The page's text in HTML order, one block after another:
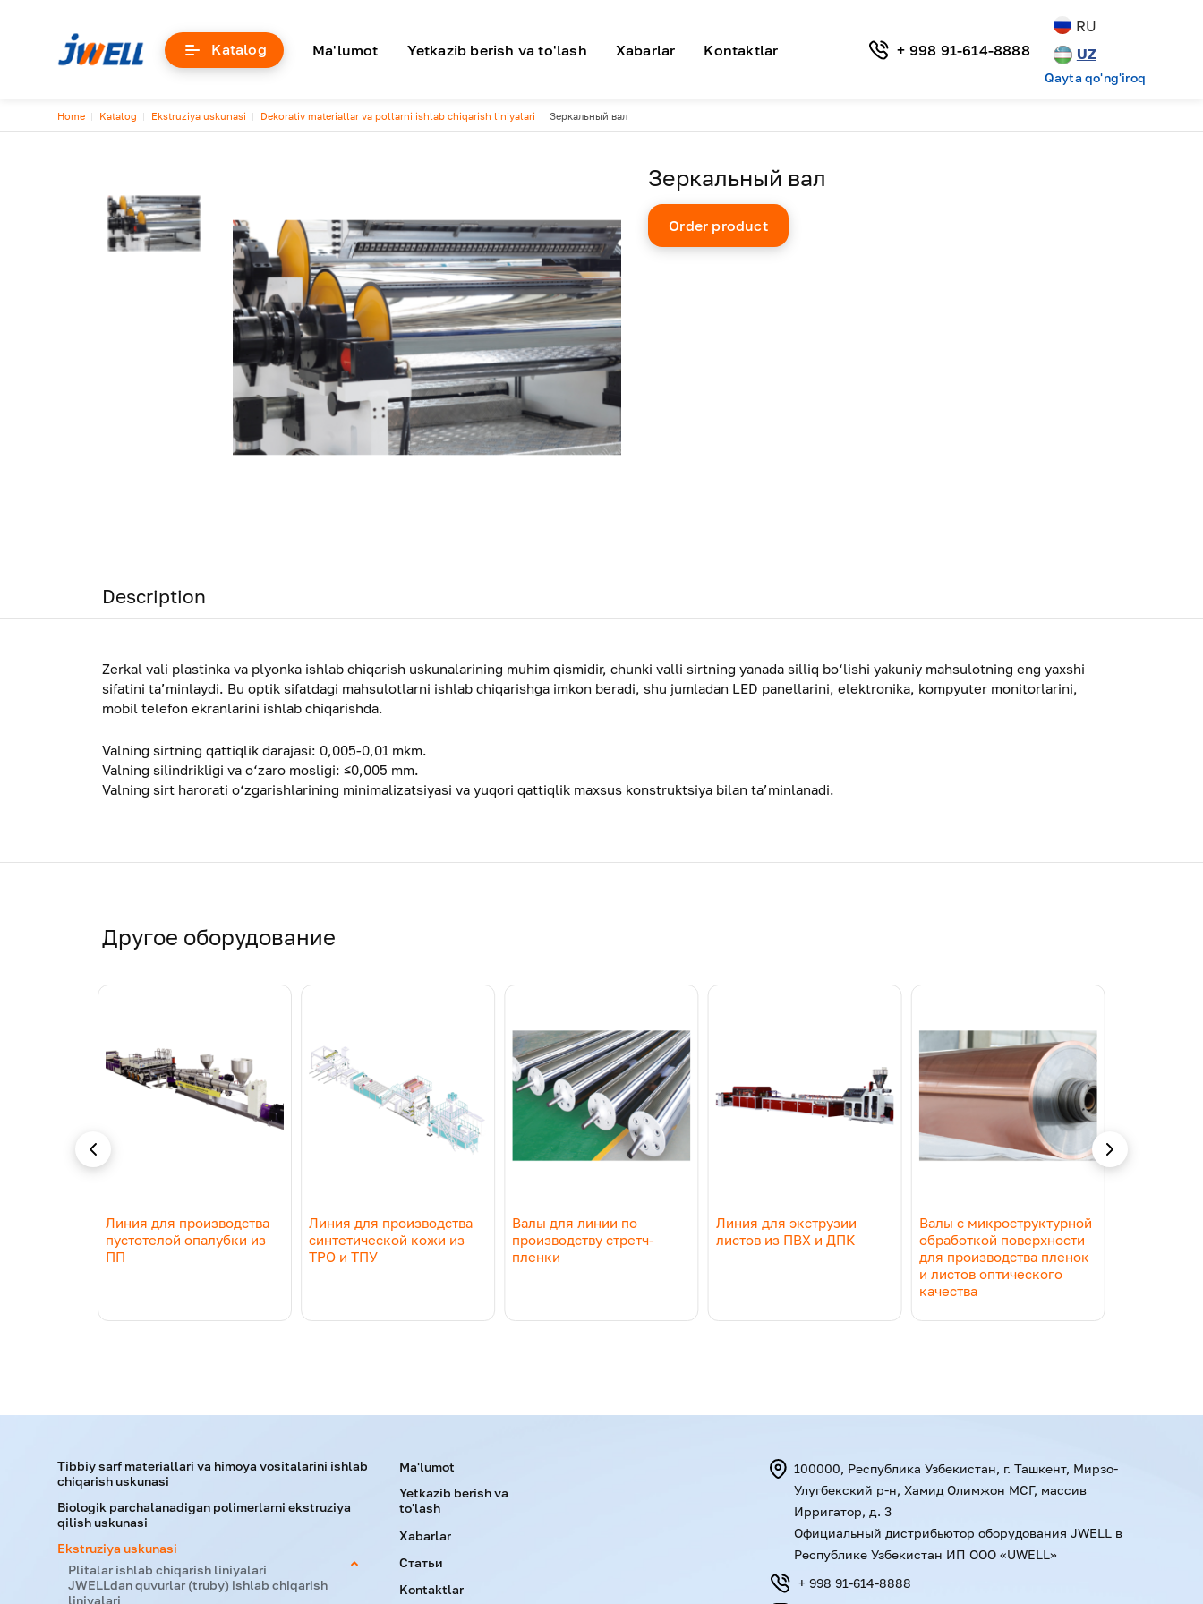
Katalog Основная навигация
Ma'lumot Yetkazib berish va to'lash Xabarlar Kontaktlar + 998 91-614-8888
RU
UZ
Qayta qo'ng'iroq
Breadcrumb
Home Katalog Ekstruziya uskunasi Dekorativ materiallar va pollarni ishlab chiqarish liniyalari Зеркальный вал
Зеркальный вал
Order product
Description
Zerkal vali plastinka va plyonka ishlab chiqarish uskunalarining muhim qismidir, chunki valli sirtning yanada silliq bo‘lishi yakuniy mahsulotning eng yaxshi
sifatini ta’minlaydi. Bu optik sifatdagi mahsulotlarni ishlab chiqarishga imkon beradi, shu jumladan LED panellarini, elektronika, kompyuter monitorlarini,
mobil telefon ekranlarini ishlab chiqarishda.
Valning sirtning qattiqlik darajasi: 0,005-0,01 mkm.
Valning silindrikligi va o‘zaro mosligi: ≤0,005 mm.
Valning sirt harorati o‘zgarishlarining minimalizatsiyasi va yuqori qattiqlik maxsus konstruktsiya bilan ta’minlanadi.
Другое оборудование
Линия для производства
пустотелой опалубки из
ПП
Линия для производства
синтетической кожи из
TPO и ТПУ
Валы для линии по
производству стретч-
пленки
Линия для экструзии
листов из ПВХ и ДПК
Валы с микроструктурной
обработкой поверхности
для производства пленок
и листов оптического
качества
Tibbiy sarf materiallari va himoya vositalarini ishlab
chiqarish uskunasi
Biologik parchalanadigan polimerlarni ekstruziya
qilish uskunasi
Ekstruziya uskunasi
Plitalar ishlab chiqarish liniyalari
JWELLdan quvurlar (truby) ishlab chiqarish
liniyalari
Menu footer
Ma'lumot
Yetkazib berish va
to'lash
Xabarlar
Статьи
Kontaktlar
100000, Республика Узбекистан, г. Ташкент, Мирзо-
Улугбекский р-н, Хамид Олимжон МСГ, массив
Ирригатор, д. 3
Официальный дистрибьютор оборудования JWELL в
Республике Узбекистан ИП ООО «UWELL»
+ 998 91-614-8888